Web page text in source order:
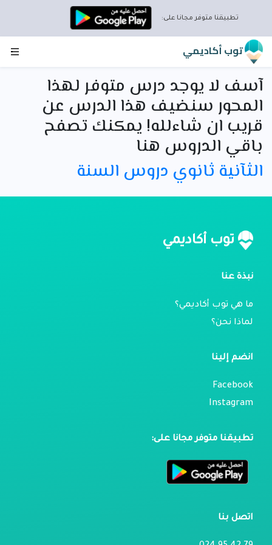
تطبيقنا متوفر مجانا على:
توب أكاديمي
آسف لا يوجد درس متوفر لهذا
المحور سنضيف هذا الدرس عن
قريب ان شاءلله! يمكنك تصفح
باقي الدروس هنا
الثآنية ثانوي دروس السنة
توب أكاديمي
نبذة عنا
ما هي توب أكاديمي؟
لماذا نحن؟
انضم إلينا
Facebook
Instagram
تطبيقنا متوفر مجانا على:
اتصل بنا